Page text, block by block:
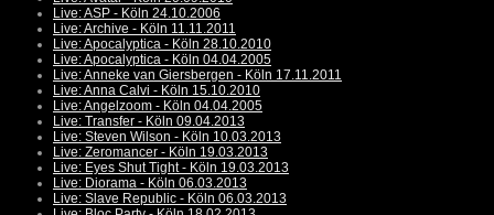
Live: ASP - Köln 24.10.2006
Live: Archive - Köln 11.11.2011
Live: Apocalyptica - Köln 28.10.2010
Live: Apocalyptica - Köln 04.04.2005
Live: Anneke van Giersbergen - Köln 17.11.2011
Live: Anna Calvi - Köln 15.10.2010
Live: Angelzoom - Köln 04.04.2005
Live: Transfer - Köln 09.04.2013
Live: Steven Wilson - Köln 10.03.2013
Live: Zeromancer - Köln 19.03.2013
Live: Eyes Shut Tight - Köln 19.03.2013
Live: Diorama - Köln 06.03.2013
Live: Slave Republic - Köln 06.03.2013